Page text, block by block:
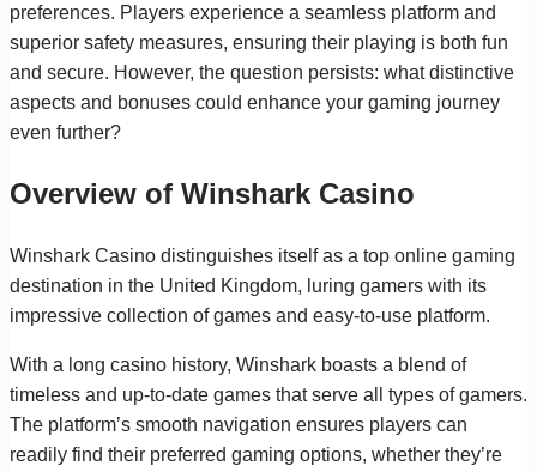
preferences. Players experience a seamless platform and
superior safety measures, ensuring their playing is both fun
and secure. However, the question persists: what distinctive
aspects and bonuses could enhance your gaming journey
even further?
Overview of Winshark Casino
Winshark Casino distinguishes itself as a top online gaming
destination in the United Kingdom, luring gamers with its
impressive collection of games and easy-to-use platform.
With a long casino history, Winshark boasts a blend of
timeless and up-to-date games that serve all types of gamers.
The platform’s smooth navigation ensures players can
readily find their preferred gaming options, whether they’re